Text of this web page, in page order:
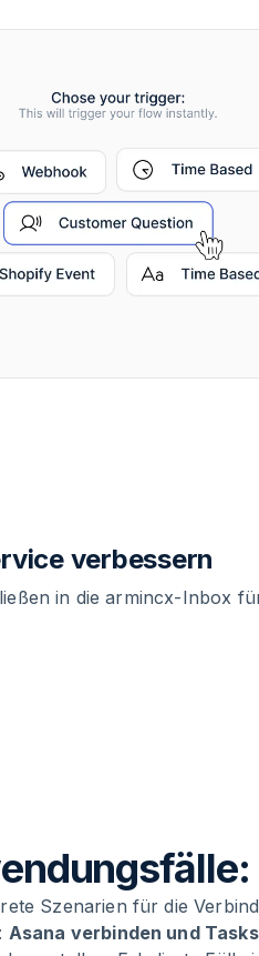
verbessern
in die armincx-Inbox
Szenarien für die
Asana verbinden und